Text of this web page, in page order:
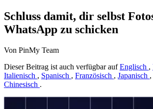
Schluss damit, dir selbst
WhatsApp zu schicken
Von PinMy Team
Dieser Beitrag ist auch verfügbar aufEnglisch ,
Italienisch , Spanisch , Französisch , Japanisch ,
Chinesisch .